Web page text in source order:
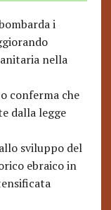
i
nella
conferma che
dalla legge
sviluppo del
ebraico in